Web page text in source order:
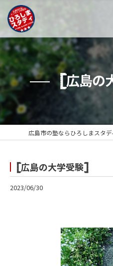
𓊈広島の
広島市の塾ならひろしまスタデ
𓊈広島の大学受験𓊉
2023/06/30